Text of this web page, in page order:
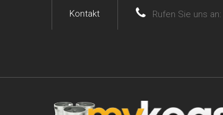
Kontakt Rufen Sie uns an: